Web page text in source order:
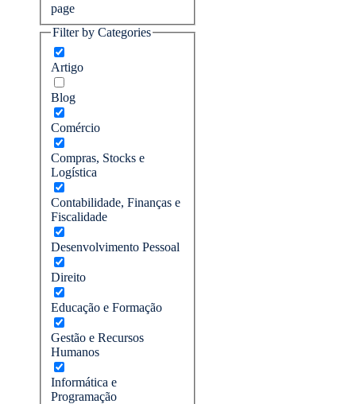
page
Filter by Categories
Artigo
Blog
Comércio
Compras, Stocks e
Logística
Contabilidade, Finanças e
Fiscalidade
Desenvolvimento Pessoal
Direito
Educação e Formação
Gestão e Recursos
Humanos
Informática e
Programação